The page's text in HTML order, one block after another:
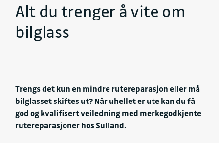
Alt du trenger å vite om
bilglass
Trengs det kun en mindre rutereparasjon eller må
bilglasset skiftes ut? Når uhellet er ute kan du få
god og kvalifisert veiledning med merkegodkjente
rutereparasjoner hos Sulland.